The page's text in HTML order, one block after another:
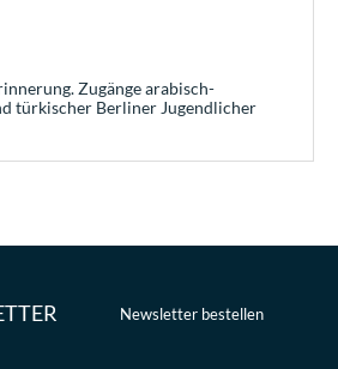
Zugänge arabisch-
türkischer Berliner Jugendlicher
Newsletter bestellen